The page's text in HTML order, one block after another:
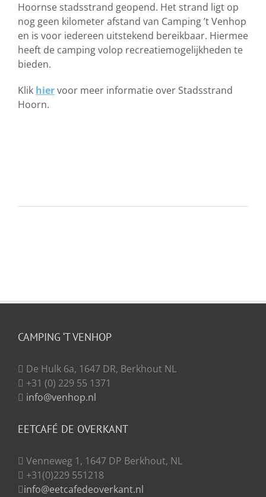
Hoornse stadsstrand geopend. Het strand ligt op
nog geen kilometer afstand van Camping ’t Venhop
en is voor iedereen uitstekend bereikbaar. Hiermee
heeft de camping volop recreatiemogelijkheden te
bieden.
Klik hiervoor meer informatie over Stadsstrand
Hoorn.
CAMPING ‘T VENHOP
De Hulk 6a, 1647 DR, Berkhout NL
+31 (0) 229 55 1371
info@venhop.nl
EETCAFÉ DE OVERKANT
Venneweg 1, 1647 DP Berkhout, NL
+31(0)229 551218
info@eetcafedeoverkant.nl